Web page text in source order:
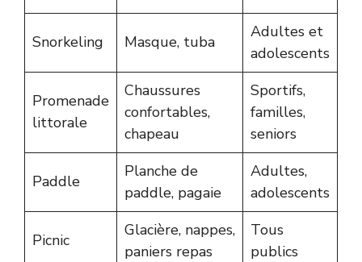
Snorkeling Masque, tuba
Adultes et
adolescents
Promenade
littorale
Chaussures
confortables,
chapeau
Sportifs,
familles,
seniors
Paddle
Planche de
paddle, pagaie
Adultes,
adolescents
Picnic
Glacière, nappes,
paniers repas
Tous
publics